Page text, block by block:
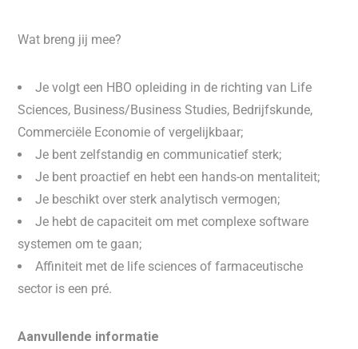
Wat breng jij mee?
Je volgt een HBO opleiding in de richting van Life
Sciences, Business/Business Studies, Bedrijfskunde,
Commerciële Economie of vergelijkbaar;
Je bent zelfstandig en communicatief sterk;
Je bent proactief en hebt een hands-on mentaliteit;
Je beschikt over sterk analytisch vermogen;
Je hebt de capaciteit om met complexe software
systemen om te gaan;
Affiniteit met de life sciences of farmaceutische
sector is een pré.
Aanvullende informatie